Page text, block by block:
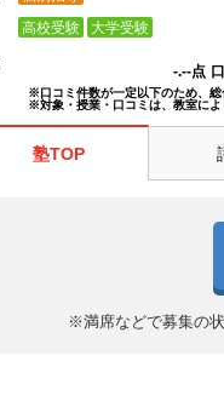
高校受験 大学受験
-.--点
※口コミ件数が一定以下のため、
※対象・授業・口コミは、教室によ
塾TOP
※満席などで募集の